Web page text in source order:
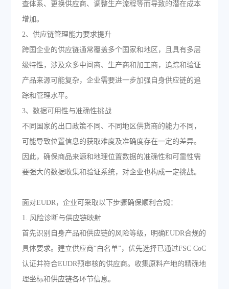
查体系、更换供应商、调整生产流程等而导致的潜在成本
增加。
2、供应链管理能力要求提升
跨国企业的供应链通常覆盖多个国家和地区，且具有多层
级特性，涉及众多中间商、生产商和加工商，追踪和验证
产品来源可能复杂，企业需要进一步加强自身供应链的追
踪和管理水平。
3、数据可用性与准确性挑战
不同国家的出口政策不同、不同地区供货商的能力不同，
可能导致位置信息的获取难度及准确度存在一定的差异。
因此，确保商品来源和地理位置数据的准确性和可靠性需
要强大的数据收集和验证系统，对企业也构成一定挑战。
面对EUDR，企业可采取以下步骤确保顺利合规：
1. 风险诊断与供应链映射
首先识别自身产品和供应链的风险等级，明确EUDR合规的
具体要求。建立供应商“白名单”，优先选择已通过FSC CoC
认证并符合EUDR预审核的供应商。收集原料产地的精确地
理坐标和供应链各环节信息。